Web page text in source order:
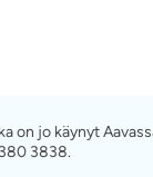
on jo käynyt
3838.